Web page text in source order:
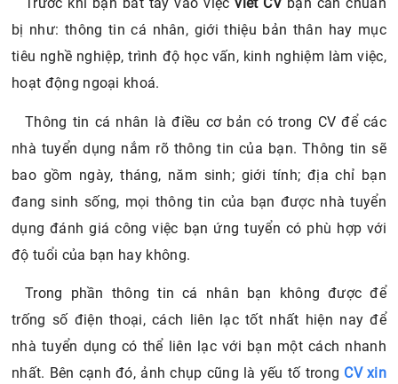
Trước khi bạn bắt tay vào việcviết CVbạn cần chuẩn
bị như: thông tin cá nhân, giới thiệu bản thân hay mục
tiêu nghề nghiệp, trình độ học vấn, kinh nghiệm làm việc,
hoạt động ngoại khoá.
Thông tin cá nhân là điều cơ bản có trong CV để các
nhà tuyển dụng nắm rõ thông tin của bạn. Thông tin sẽ
bao gồm ngày, tháng, năm sinh; giới tính; địa chỉ bạn
đang sinh sống, mọi thông tin của bạn được nhà tuyển
dụng đánh giá công việc bạn ứng tuyển có phù hợp với
độ tuổi của bạn hay không.
Trong phần thông tin cá nhân bạn không được để
trống số điện thoại, cách liên lạc tốt nhất hiện nay để
nhà tuyển dụng có thể liên lạc với bạn một cách nhanh
nhất. Bên cạnh đó, ảnh chụp cũng là yếu tố trong CV xin